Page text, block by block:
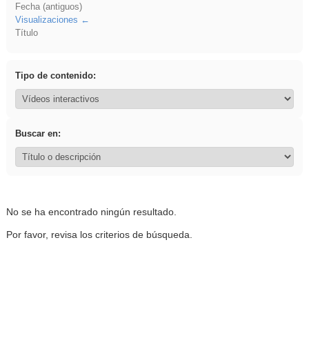
Fecha (antiguos)
Visualizaciones
Título
Tipo de contenido:
Buscar en:
No se ha encontrado ningún resultado.
Por favor, revisa los criterios de búsqueda.